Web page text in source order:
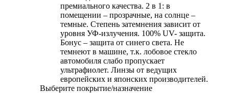
премиального качества. 2 в 1: в
помещении – прозрачные, на солнце –
темные. Степень затемнения зависит от
уровня УФ-излучения. 100% UV- защита.
Бонус – защита от синего света. Не
темнеют в машине, т.к. лобовое стекло
автомобиля слабо пропускает
ультрафиолет. Линзы от ведущих
европейских и японских производителей.
Выберите покрытие/назначение